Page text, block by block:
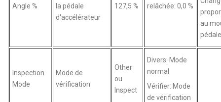
Angle %
la pédale
d'accélérateur
127,5 %
relâchée: 0,0 %
au
Inspection
Mode
Mode de
vérification
Other
ou
Inspect
Divers: Mode
normal
Vérifier: Mode
de vérification